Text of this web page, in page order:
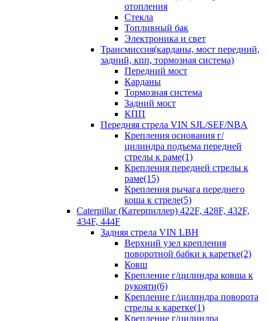
отопления
Стекла
Топливный бак
Электроника и свет
Трансмиссия(карданы, мост передний,
задний, кпп, тормозная система)
Передний мост
Карданы
Тормозная система
Задний мост
КПП
Передняя стрела VIN SJL/SEF/NBA
Крепления основания г/
цилиндра подъема передней
стрелы к раме(1)
Крепления передней стрелы к
раме(15)
Крепления рычага переднего
коша к стреле(5)
Caterpillar (Катерпиллер) 422F, 428F, 432F,
434F, 444F
Задняя стрела VIN LBH
Верхний узел крепления
поворотной бабки к каретке(2)
Ковш
Крепление г/цилиндра ковша к
рукояти(6)
Крепление г/цилиндра поворота
стрелы к каретке(1)
Крепление г/цилиндра